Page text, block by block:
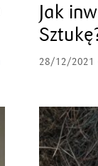
Jak
28/12/2021